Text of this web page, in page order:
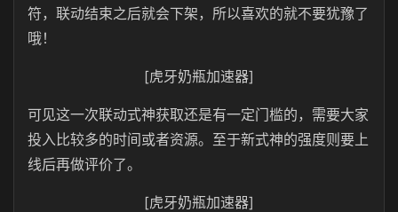
符，联动结束之后就会下架，所以喜欢的就不要犹豫了
哦！
[虎牙奶瓶加速器]
可见这一次联动式神获取还是有一定门槛的，需要大家
投入比较多的时间或者资源。至于新式神的强度则要上
线后再做评价了。
[虎牙奶瓶加速器]